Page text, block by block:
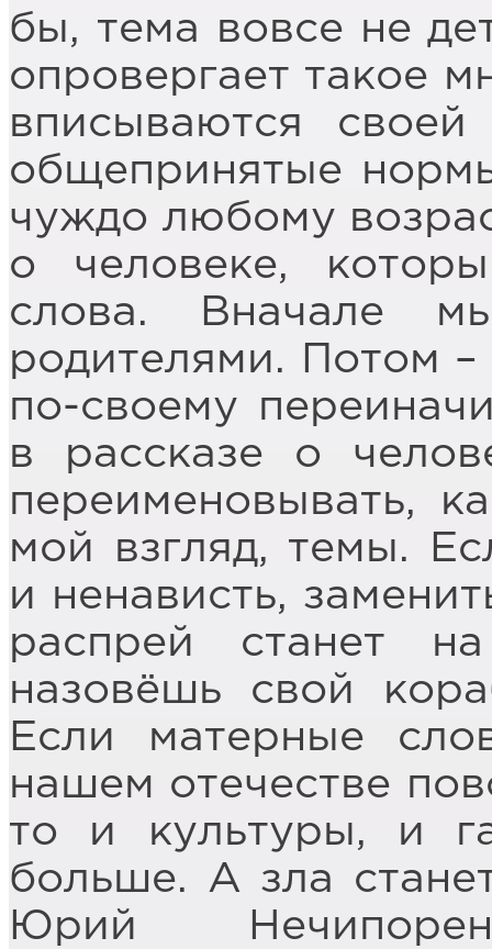
бы, тема вовсе не
опровергает такое
вписываются
общепринятые
чуждо любому
о человеке,
слова. Вначале
родителями. Потом
по-своему
в рассказе о
переименовывать,
мой взгляд, темы.
и ненависть,
распрей станет
назовёшь свой
Если матерные
нашем отечестве
то и культуры, и
больше. А зла
Юрий